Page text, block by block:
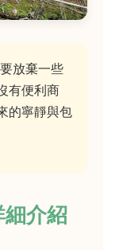
放棄一些
有便利商
的寧靜與包
介紹